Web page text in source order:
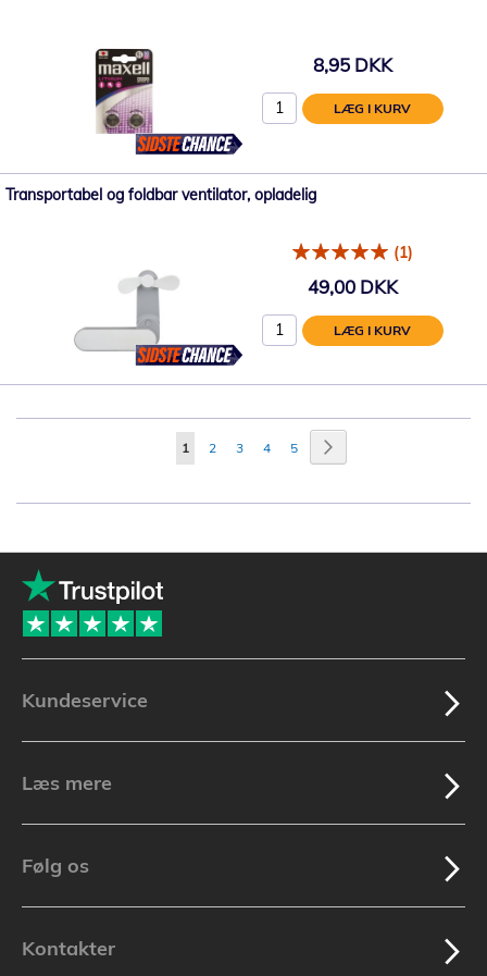
8,95 DKK
LÆG I KURV
Transportabel og foldbar ventilator, opladelig
(1)
49,00 DKK
LÆG I KURV
Side
Du
1 Side
2 Side
3 Side
4 Side
5
Kundeservice
Læs mere
Følg os
Kontakter